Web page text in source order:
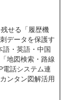
せる「履歴機
データを保護す
語・英語・中国
地図検索・路線
電話システム連
ンタン図解活用